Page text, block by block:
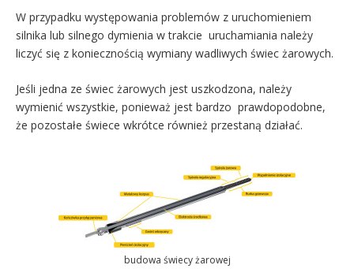
W przypadku występowania problemów z uruchomieniem
silnika lub silnego dymienia w trakcie uruchamiania należy
liczyć się z koniecznością wymiany wadliwych świec żarowych.
Jeśli jedna ze świec żarowych jest uszkodzona, należy
wymienić wszystkie, ponieważ jest bardzo prawdopodobne,
że pozostałe świece wkrótce również przestaną działać.
budowa świecy żarowej